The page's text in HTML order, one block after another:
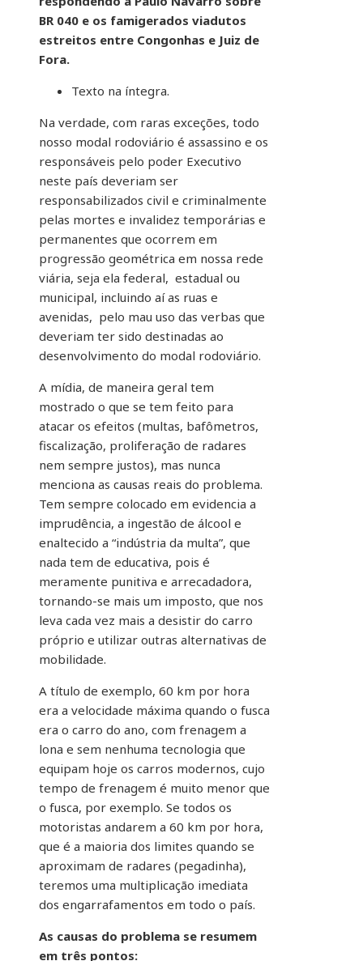
BR 040 e os famigerados viadutos
estreitos entre Congonhas e Juiz de
Fora.
Texto na íntegra.
Na verdade, com raras exceções, todo
nosso modal rodoviário é assassino e os
responsáveis pelo poder Executivo
neste país deveriam ser
responsabilizados civil e criminalmente
pelas mortes e invalidez temporárias e
permanentes que ocorrem em
progressão geométrica em nossa rede
viária, seja ela federal, estadual ou
municipal, incluindo aí as ruas e
avenidas, pelo mau uso das verbas que
deveriam ter sido destinadas ao
desenvolvimento do modal rodoviário.
A mídia, de maneira geral tem
mostrado o que se tem feito para
atacar os efeitos (multas, bafômetros,
fiscalização, proliferação de radares
nem sempre justos), mas nunca
menciona as causas reais do problema.
Tem sempre colocado em evidencia a
imprudência, a ingestão de álcool e
enaltecido a “indústria da multa”, que
nada tem de educativa, pois é
meramente punitiva e arrecadadora,
tornando-se mais um imposto, que nos
leva cada vez mais a desistir do carro
próprio e utilizar outras alternativas de
mobilidade.
A título de exemplo, 60 km por hora
era a velocidade máxima quando o fusca
era o carro do ano, com frenagem a
lona e sem nenhuma tecnologia que
equipam hoje os carros modernos, cujo
tempo de frenagem é muito menor que
o fusca, por exemplo. Se todos os
motoristas andarem a 60 km por hora,
que é a maioria dos limites quando se
aproximam de radares (pegadinha),
teremos uma multiplicação imediata
dos engarrafamentos em todo o país.
As causas do problema se resumem
em três pontos: